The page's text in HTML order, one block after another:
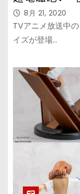
8月 21, 2020
TVアニメ放送中
イズが登場…